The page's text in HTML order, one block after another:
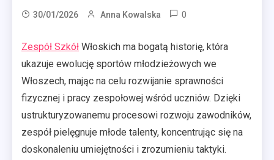
30/01/2026 Anna Kowalska 0
Zespół Szkół Włoskich ma bogatą historię, która
ukazuje ewolucję sportów młodzieżowych we
Włoszech, mając na celu rozwijanie sprawności
fizycznej i pracy zespołowej wśród uczniów. Dzięki
ustrukturyzowanemu procesowi rozwoju zawodników,
zespół pielęgnuje młode talenty, koncentrując się na
doskonaleniu umiejętności i zrozumieniu taktyki.